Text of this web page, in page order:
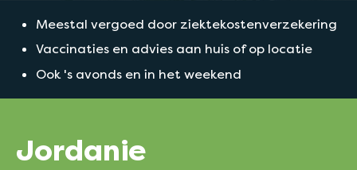
Meestal vergoed door ziektekostenverzekering
Vaccinaties en advies aan huis of op locatie
Ook 's avonds en in het weekend
Jordanie